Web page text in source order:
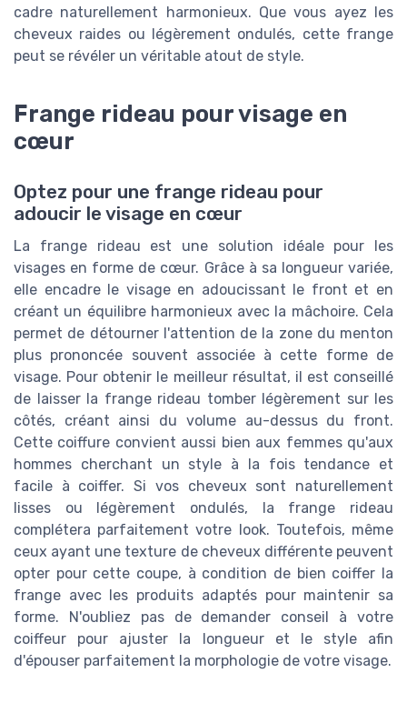
cadre naturellement harmonieux. Que vous ayez les
cheveux raides ou légèrement ondulés, cette frange
peut se révéler un véritable atout de style.
Frange rideau pour visage en
cœur
Optez pour une frange rideau pour
adoucir le visage en cœur
La frange rideau est une solution idéale pour les
visages en forme de cœur. Grâce à sa longueur variée,
elle encadre le visage en adoucissant le front et en
créant un équilibre harmonieux avec la mâchoire. Cela
permet de détourner l'attention de la zone du menton
plus prononcée souvent associée à cette forme de
visage. Pour obtenir le meilleur résultat, il est conseillé
de laisser la frange rideau tomber légèrement sur les
côtés, créant ainsi du volume au-dessus du front.
Cette coiffure convient aussi bien aux femmes qu'aux
hommes cherchant un style à la fois tendance et
facile à coiffer. Si vos cheveux sont naturellement
lisses ou légèrement ondulés, la frange rideau
complétera parfaitement votre look. Toutefois, même
ceux ayant une texture de cheveux différente peuvent
opter pour cette coupe, à condition de bien coiffer la
frange avec les produits adaptés pour maintenir sa
forme. N'oubliez pas de demander conseil à votre
coiffeur pour ajuster la longueur et le style afin
d'épouser parfaitement la morphologie de votre visage.